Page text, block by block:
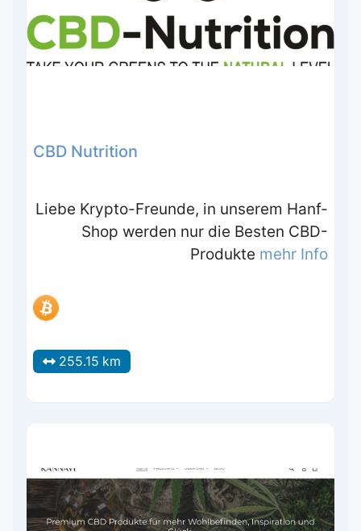
CBD Nutrition
Liebe Krypto-Freunde, in unserem Hanf-
Shop werden nur die Besten CBD-
Produkte mehr Info
255.15 km